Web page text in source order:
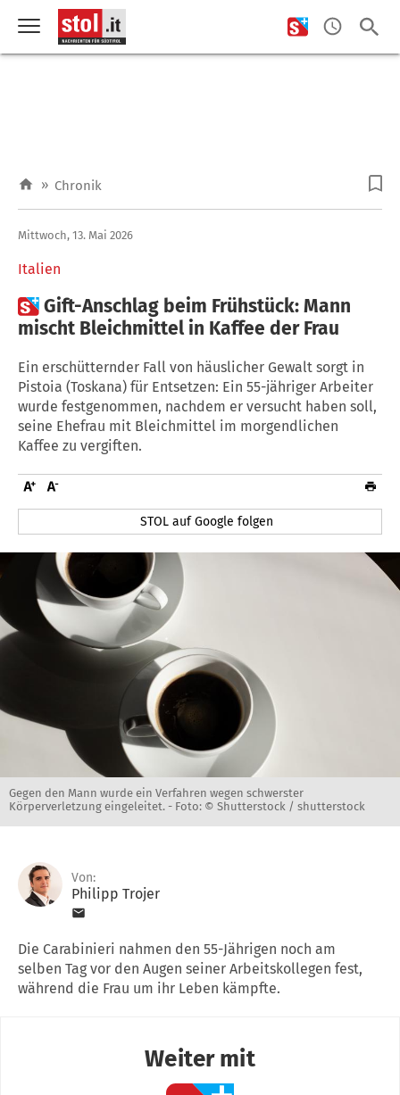
» Chronik
Italien
Mittwoch, 13. Mai 2026
Gift-Anschlag beim Frühstück: Mann
mischt Bleichmittel in Kaffee der Frau
Ein erschütternder Fall von häuslicher Gewalt sorgt in
Pistoia (Toskana) für Entsetzen: Ein 55-jähriger Arbeiter
wurde festgenommen, nachdem er versucht haben soll,
seine Ehefrau mit Bleichmittel im morgendlichen
Kaffee zu vergiften.
STOL auf Google folgen
Gegen den Mann wurde ein Verfahren wegen schwerster
Körperverletzung eingeleitet. - Foto: © Shutterstock / shutterstock
Von:
Philipp Trojer
Die Carabinieri nahmen den 55-Jährigen noch am
selben Tag vor den Augen seiner Arbeitskollegen fest,
während die Frau um ihr Leben kämpfte.